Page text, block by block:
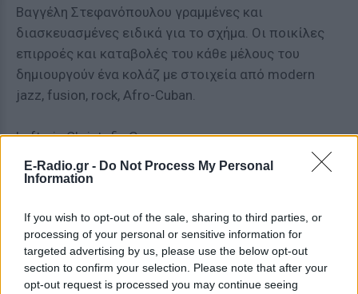
E-Radio.gr - Do Not Process My Personal
Information
If you wish to opt-out of the sale, sharing to third parties, or
processing of your personal or sensitive information for
targeted advertising by us, please use the below opt-out
section to confirm your selection. Please note that after your
opt-out request is processed you may continue seeing
Βαγγέλη Στεφανόπουλου γραμμένες και
διασκευασμένες ειδικά για το σχήμα. Οι ποικίλες
επιρροές και καταβολές του κάθε μέλους του
δημιουργούν ένα κολάζ με στοιχεία από modern
jazz, fusion, rock, Afro-Cuban.
Lefteris Christofis Group
Λευτέρης Χριστοφής, κιθάρες
Ανδρέας Κωστόπουλος, μπάσο
Νίκος Τουλιάτος, ντραμς
Ο λυρικός κιθαρίστας Λευτέρης Χριστοφής έχει